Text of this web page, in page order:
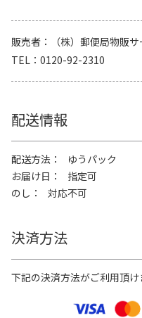
販売者
（株）郵便局物販
TEL
0120-92-2310
配送情報
配送方法
ゆうパック
お届け日
指定可
のし
対応不可
決済方法
下記の決済方法がご利用頂け